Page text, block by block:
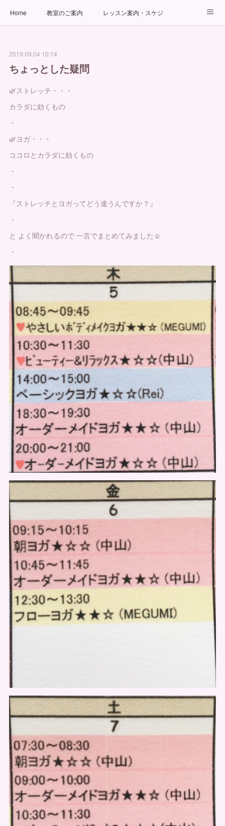
Home 教室のご案内 レッスン案内・スケジュール
出張ヨガ教室
2019.09.04 10:14
ちょっとした疑問
🌿ストレッチ・・・
カラダに効くもの
・
🌿ヨガ・・・
ココロとカラダに効くもの
・
・
『ストレッチとヨガってどう違うんですか？』
・
と よく聞かれるので 一言でまとめてみました☺️
・